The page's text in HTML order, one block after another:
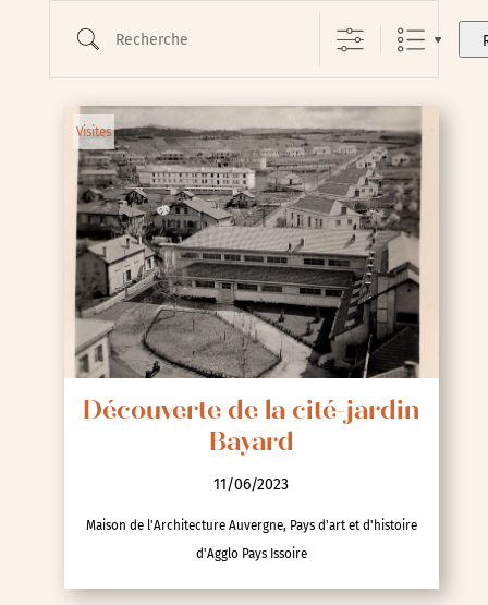
Visites
Découverte de la cité-jardin
Bayard
11/06/2023
Maison de l'Architecture Auvergne, Pays d'art et d'histoire
d'Agglo Pays Issoire